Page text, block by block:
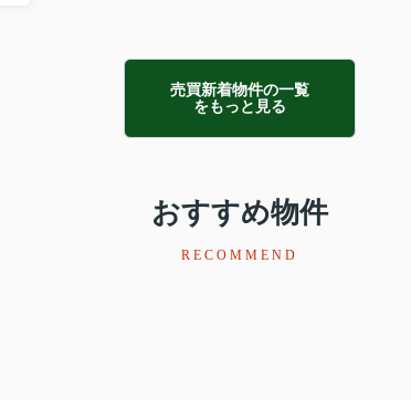
売買新着物件の一覧
をもっと見る
おすすめ物件
RECOMMEND